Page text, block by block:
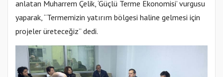
anlatan Muharrem Çelik, ‘Güçlü Terme Ekonomisi’ vurgusu
yaparak, “Termemizin yatırım bölgesi haline gelmesi için
projeler üreteceğiz” dedi.